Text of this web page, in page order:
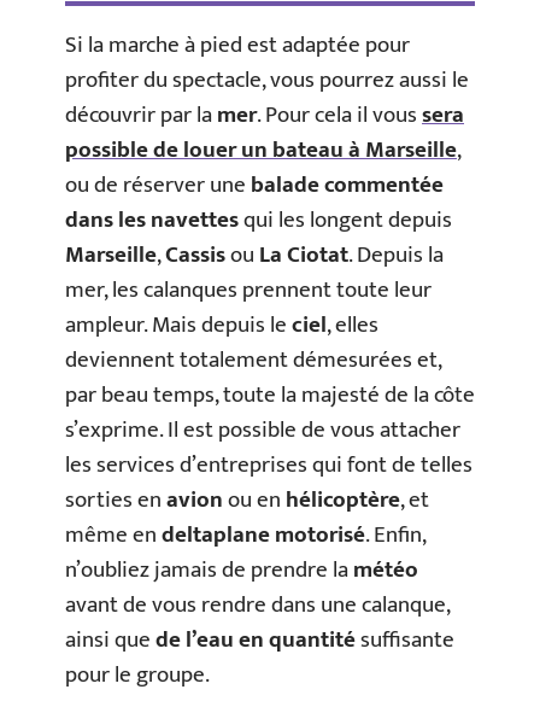
Si la marche à pied est adaptée pour
profiter du spectacle, vous pourrez aussi le
découvrir par lamer. Pour cela il voussera
possible de louer un bateau à Marseille,
ou de réserver unebalade commentée
dans les navettesqui les longent depuis
Marseille,CassisouLa Ciotat. Depuis la
mer, les calanques prennent toute leur
ampleur. Mais depuis leciel, elles
deviennent totalement démesurées et,
par beau temps, toute la majesté de la côte
s’exprime. Il est possible de vous attacher
les services d’entreprises qui font de telles
sorties enavionou enhélicoptère, et
même endeltaplane motorisé. Enfin,
n’oubliez jamais de prendre lamétéo
avant de vous rendre dans une calanque,
ainsi quede l’eau en quantitésuffisante
pour le groupe.